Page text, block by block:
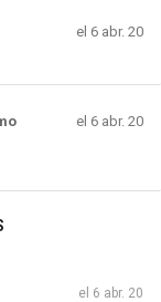
el 6 abr. 20
el 6 abr. 20
el 6 abr. 20